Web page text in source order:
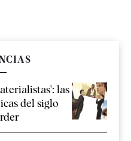
las
del siglo